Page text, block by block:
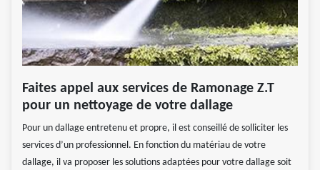
Faites appel aux services de Ramonage Z.T
pour un nettoyage de votre dallage
Pour un dallage entretenu et propre, il est conseillé de solliciter les
services d’un professionnel. En fonction du matériau de votre
dallage, il va proposer les solutions adaptées pour votre dallage soit